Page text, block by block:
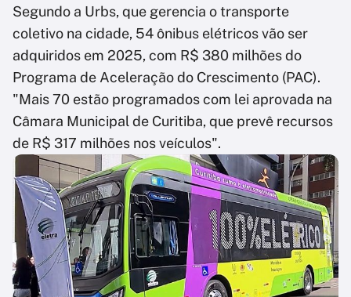
Segundo a Urbs, que gerencia o transporte
coletivo na cidade, 54 ônibus elétricos vão ser
adquiridos em 2025, com R$ 380 milhões do
Programa de Aceleração do Crescimento (PAC).
"Mais 70 estão programados com lei aprovada na
Câmara Municipal de Curitiba, que prevê recursos
de R$ 317 milhões nos veículos".